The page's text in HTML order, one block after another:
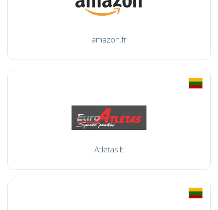
amazon.fr
Atletas.lt